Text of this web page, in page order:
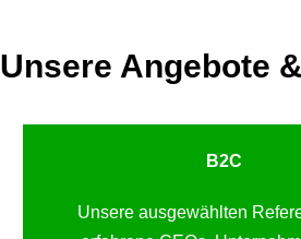
Unsere Angebote
B2C
Unsere ausgewählten